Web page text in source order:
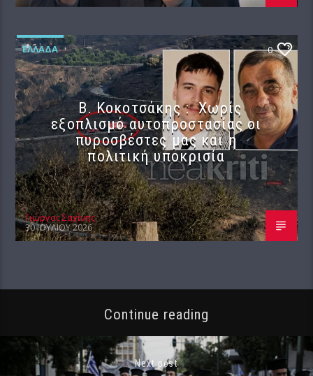
ΕΛΛΆΔΑ 0
Β. Κοκοτσάκης : Χωρίς
εξοπλισμό αυτοπροστασίας οι
πυροσβέστες μας και η
πολιτική υποκρισία
Γιώργος Σαχίνης
30 ΙΟΥΛΊΟΥ 2026
Continue reading
Next post